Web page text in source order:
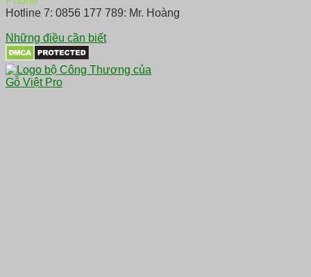
Hotline 7: 0856 177 789: Mr. Hoàng
Những điều cần biết